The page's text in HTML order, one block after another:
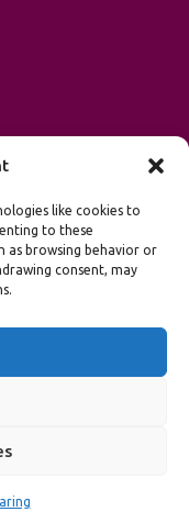
like cookies to
to these
as browsing behavior or
consent, may
en vrijdag van
93